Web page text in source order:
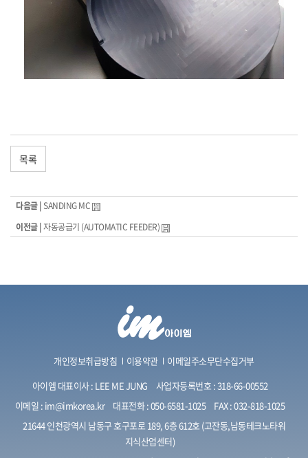
목록
다음글 |SANDING MC
이전글 |자동공급기 (AUTOMATIC FEEDER)
개인정보취급방침 이용약관
이메일주소무단수집거부
아이엠 대표이사 : LEE ME JUNG
사업자등록번호 : 318-66-00552
이메일 : im@imkorea.kr 대표전화 :050-6581-1025
FAX : 032-818-1025
21644 인천광역시 남동구 호구포로 189, 6층 612호 (고잔동,남동테크노타워
지식산업센터)